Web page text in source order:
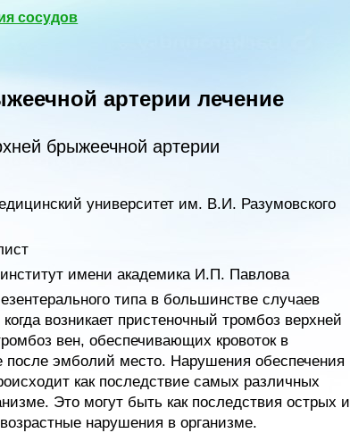
сосудов
артерии лечение
брыжеечной артерии
университет им. В.И. Разумовского
имени академика И.П. Павлова
типа в большинстве случаев
возникает пристеночный тромбоз верхней
вен, обеспечивающих кровоток в
эмболий место. Нарушения обеспечения
как последствие самых различных
Это могут быть как последствия острых и
нарушения в организме.